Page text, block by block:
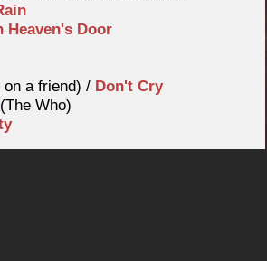
Heaven's Door
on a friend) / Don't Cry
(The Who)